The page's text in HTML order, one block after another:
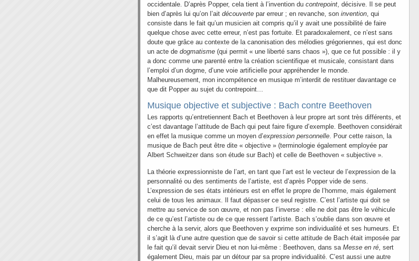
occidentale. D’après Popper, cela tient à l’invention du contrepoint, décisive. Il se peut
bien d’après lui qu’on l’ait découverte par erreur ; en revanche, son invention, qui
consiste dans le fait qu’un musicien ait compris qu’il y avait une possibilité de faire
quelque chose avec cette erreur, n’est pas fortuite. Et paradoxalement, ce n’est sans
doute que grâce au contexte de la canonisation des mélodies grégoriennes, qui est donc
un acte de dogmatisme (qui permit « une liberté sans chaos »), que ce fut possible : il y
a donc comme une parenté entre la création scientifique et musicale, consistant dans
l’emploi d’un dogme, d’une voie artificielle pour appréhender le monde.
Malheureusement, mon incompétence en musique m’interdit de restituer davantage ce
que dit Popper au sujet du contrepoint…
Musique objective et subjective : Bach contre Beethoven
Les rapports qu’entretiennent Bach et Beethoven à leur propre art sont très différents, et
c’est davantage l’attitude de Bach qui peut faire figure d’exemple. Beethoven considérait
en effet la musique comme un moyen d’expression personnelle. Pour cette raison, la
musique de Bach peut être dite « objective » (terminologie également employée par
Albert Schweitzer dans son étude sur Bach) et celle de Beethoven « subjective ».
La théorie expressionniste de l’art, en tant que l’art est le vecteur de l’expression de la
personnalité ou des sentiments de l’artiste, est d’après Popper vide de sens.
L’expression de ses états intérieurs est en effet le propre de l’homme, mais également
celui de tous les animaux. Il faut dépasser ce seul registre. C’est l’artiste qui doit se
mettre au service de son œuvre, et non pas l’inverse : elle ne doit pas être le véhicule
de ce qu’est l’artiste ou de ce que ressent l’artiste. Bach s’oublie dans son œuvre et
cherche à la servir, alors que Beethoven y exprime son individualité et ses humeurs. Et
il s’agit là d’une autre question que de savoir si cette attitude de Bach était imposée par
le fait qu’il devait servir Dieu et non lui-même : Beethoven, dans sa Messe en ré, sert
également Dieu, mais par un détour par sa propre individualité. C’est aussi une autre